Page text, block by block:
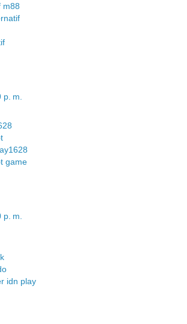
m88
p. m.
game
p. m.
idn play